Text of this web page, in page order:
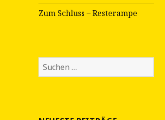
Zum Schluss – Resterampe
Suche
nach: